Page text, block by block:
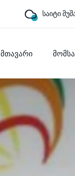
საიტი
მთავარი